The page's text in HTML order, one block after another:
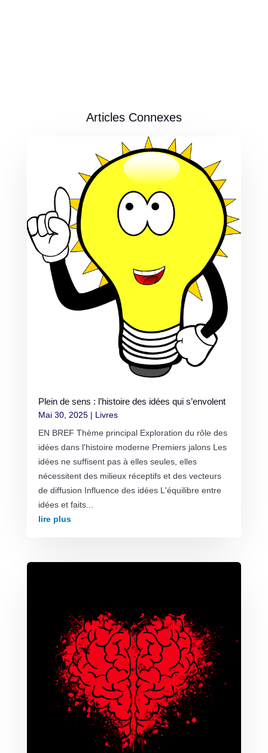
Articles Connexes
Plein de sens : l’histoire des idées qui s’envolent
Mai 30, 2025| Livres
EN BREF Thème principal Exploration du rôle des
idées dans l'histoire moderne Premiers jalons Les
idées ne suffisent pas à elles seules, elles
nécessitent des milieux réceptifs et des vecteurs
de diffusion Influence des idées L'équilibre entre
idées et faits...
lire plus